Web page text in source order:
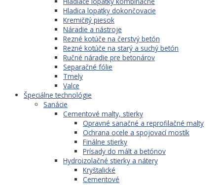
Hladica lopatky dokončovacie
Kremičitý piesok
Náradie a nástroje
Rezné kotúče na čerstvý betón
Rezné kotúče na starý a suchý betón
Ručné náradie pre betonárov
Separačné fólie
Tmely
Valce
Špeciálne technológie
Sanácie
Cementové malty, stierky
Opravné sanačné a reprofilačné malty
Ochrana ocele a spojovací mostík
Finálne stierky
Prísady do mált a betónov
Hydroizolačné stierky a nátery
Kryštalické
Cementové